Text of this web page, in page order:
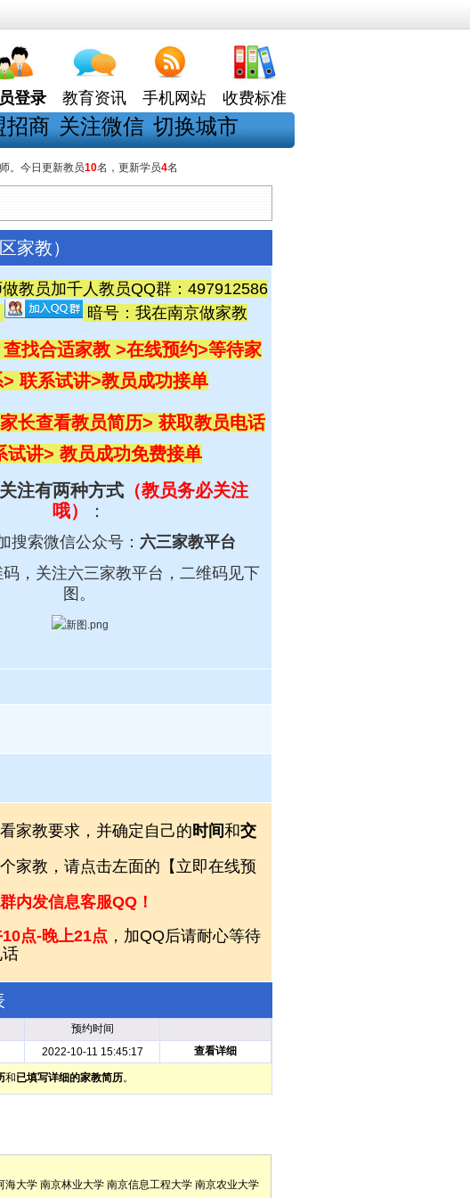
登录 教育资讯 手机网站 收费标准
招商 关注微信 切换城市
。今日更新教员10名，更新学员4名
家教）
教员加千人教员QQ群：497912586
暗号：我在南京做家教
找合适家教 >在线预约>等待家
> 联系试讲>教员成功接单
长查看教员简历> 获取教员电话
试讲> 教员成功免费接单
注有两种方式（教员务必关注
哦）
：
搜索微信公众号： 六三家教平台
，关注六三家教平台， 二维码见下
图。
家教要求，并确定自己的时间和交
家教，请点击左面的【立即在线预
内发信息客服QQ！
点-晚上21点 ，加QQ后请耐心等待
预约时间
2022-10-11 15:45:17 查看详细
和已填写详细的家教简历。
海大学 南京林业大学 南京信息工程大学 南京农业大学